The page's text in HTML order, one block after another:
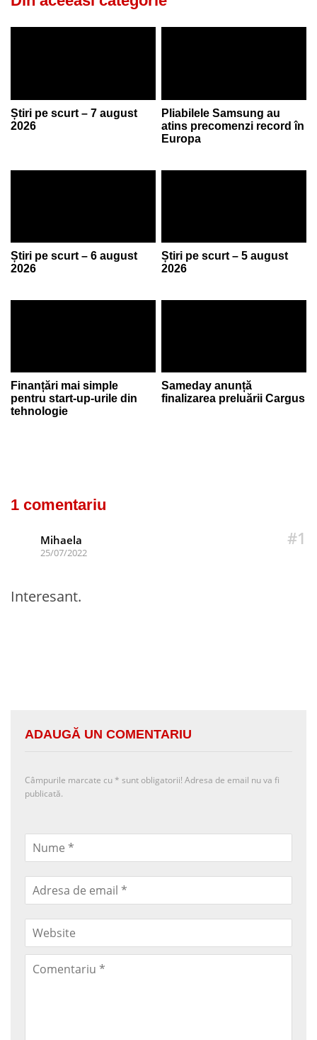
Știri pe scurt – 7 august
2026
Pliabilele Samsung au
atins precomenzi record în
Europa
Știri pe scurt – 6 august
2026
Știri pe scurt – 5 august
2026
Finanțări mai simple
pentru start-up-urile din
tehnologie
Sameday anunță
finalizarea preluării Cargus
1 comentariu
#1
Mihaela
25/07/2022
Interesant.
ADAUGĂ UN COMENTARIU
Câmpurile marcate cu * sunt obligatorii! Adresa de email nu va fi
publicată.